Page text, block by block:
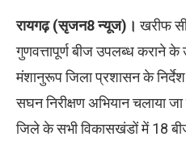
रायगढ़ (सृजन8 न्यूज)। खरीफ
गुणवत्तापूर्ण बीज उपलब्ध कराने के
मंशानुरूप जिला प्रशासन के निर्देश
सघन निरीक्षण अभियान चलाया
जिले के सभी विकासखंडों में 18